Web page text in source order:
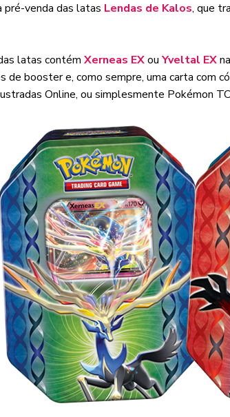
pré-venda das latas Lendas de Kalos, que
latas contém Xerneas EXou Yveltal EX
de booster e, como sempre, uma carta com
Online, ou simplesmente Pokémon